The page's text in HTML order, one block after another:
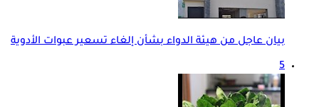
بيان عاجل من هيئة الدواء بشأن إلغاء تسعير عبوات الأدوية
5